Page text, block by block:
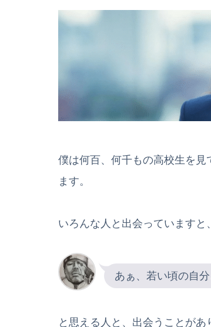
僕は何百、何千もの高校生を見
ます。
いろんな人と出会っていますと、
あぁ、若い頃の自
と思える人と、出会うことがあ